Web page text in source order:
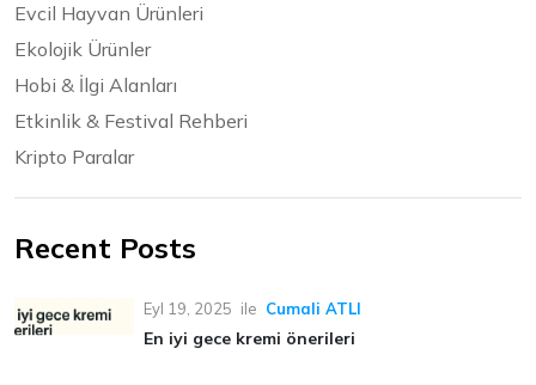
Evcil Hayvan Ürünleri
Ekolojik Ürünler
Hobi & İlgi Alanları
Etkinlik & Festival Rehberi
Kripto Paralar
Recent Posts
Eyl 19, 2025 ile Cumali ATLI
En iyi gece kremi önerileri